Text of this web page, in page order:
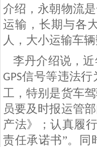
介绍，永朝物流
运输，长期与各
人，大小运输车辆
李丹介绍说，
GPS信号等违法行
工，特别是货车
员要及时报运管
产法》；认真履
责任承诺书”。同